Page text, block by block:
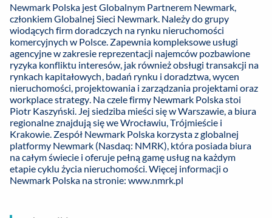
Newmark Polska jest Globalnym Partnerem Newmark,
członkiem Globalnej Sieci Newmark. Należy do grupy
wiodących firm doradczych na rynku nieruchomości
komercyjnych w Polsce. Zapewnia kompleksowe usługi
agencyjne w zakresie reprezentacji najemców pozbawione
ryzyka konfliktu interesów, jak również obsługi transakcji na
rynkach kapitałowych, badań rynku i doradztwa, wycen
nieruchomości, projektowania i zarządzania projektami oraz
workplace strategy. Na czele firmy Newmark Polska stoi
Piotr Kaszyński. Jej siedziba mieści się w Warszawie, a biura
regionalne znajdują się we Wrocławiu, Trójmieście i
Krakowie. Zespół Newmark Polska korzysta z globalnej
platformy Newmark (Nasdaq: NMRK), która posiada biura
na całym świecie i oferuje pełną gamę usług na każdym
etapie cyklu życia nieruchomości. Więcej informacji o
Newmark Polska na stronie: www.nmrk.pl